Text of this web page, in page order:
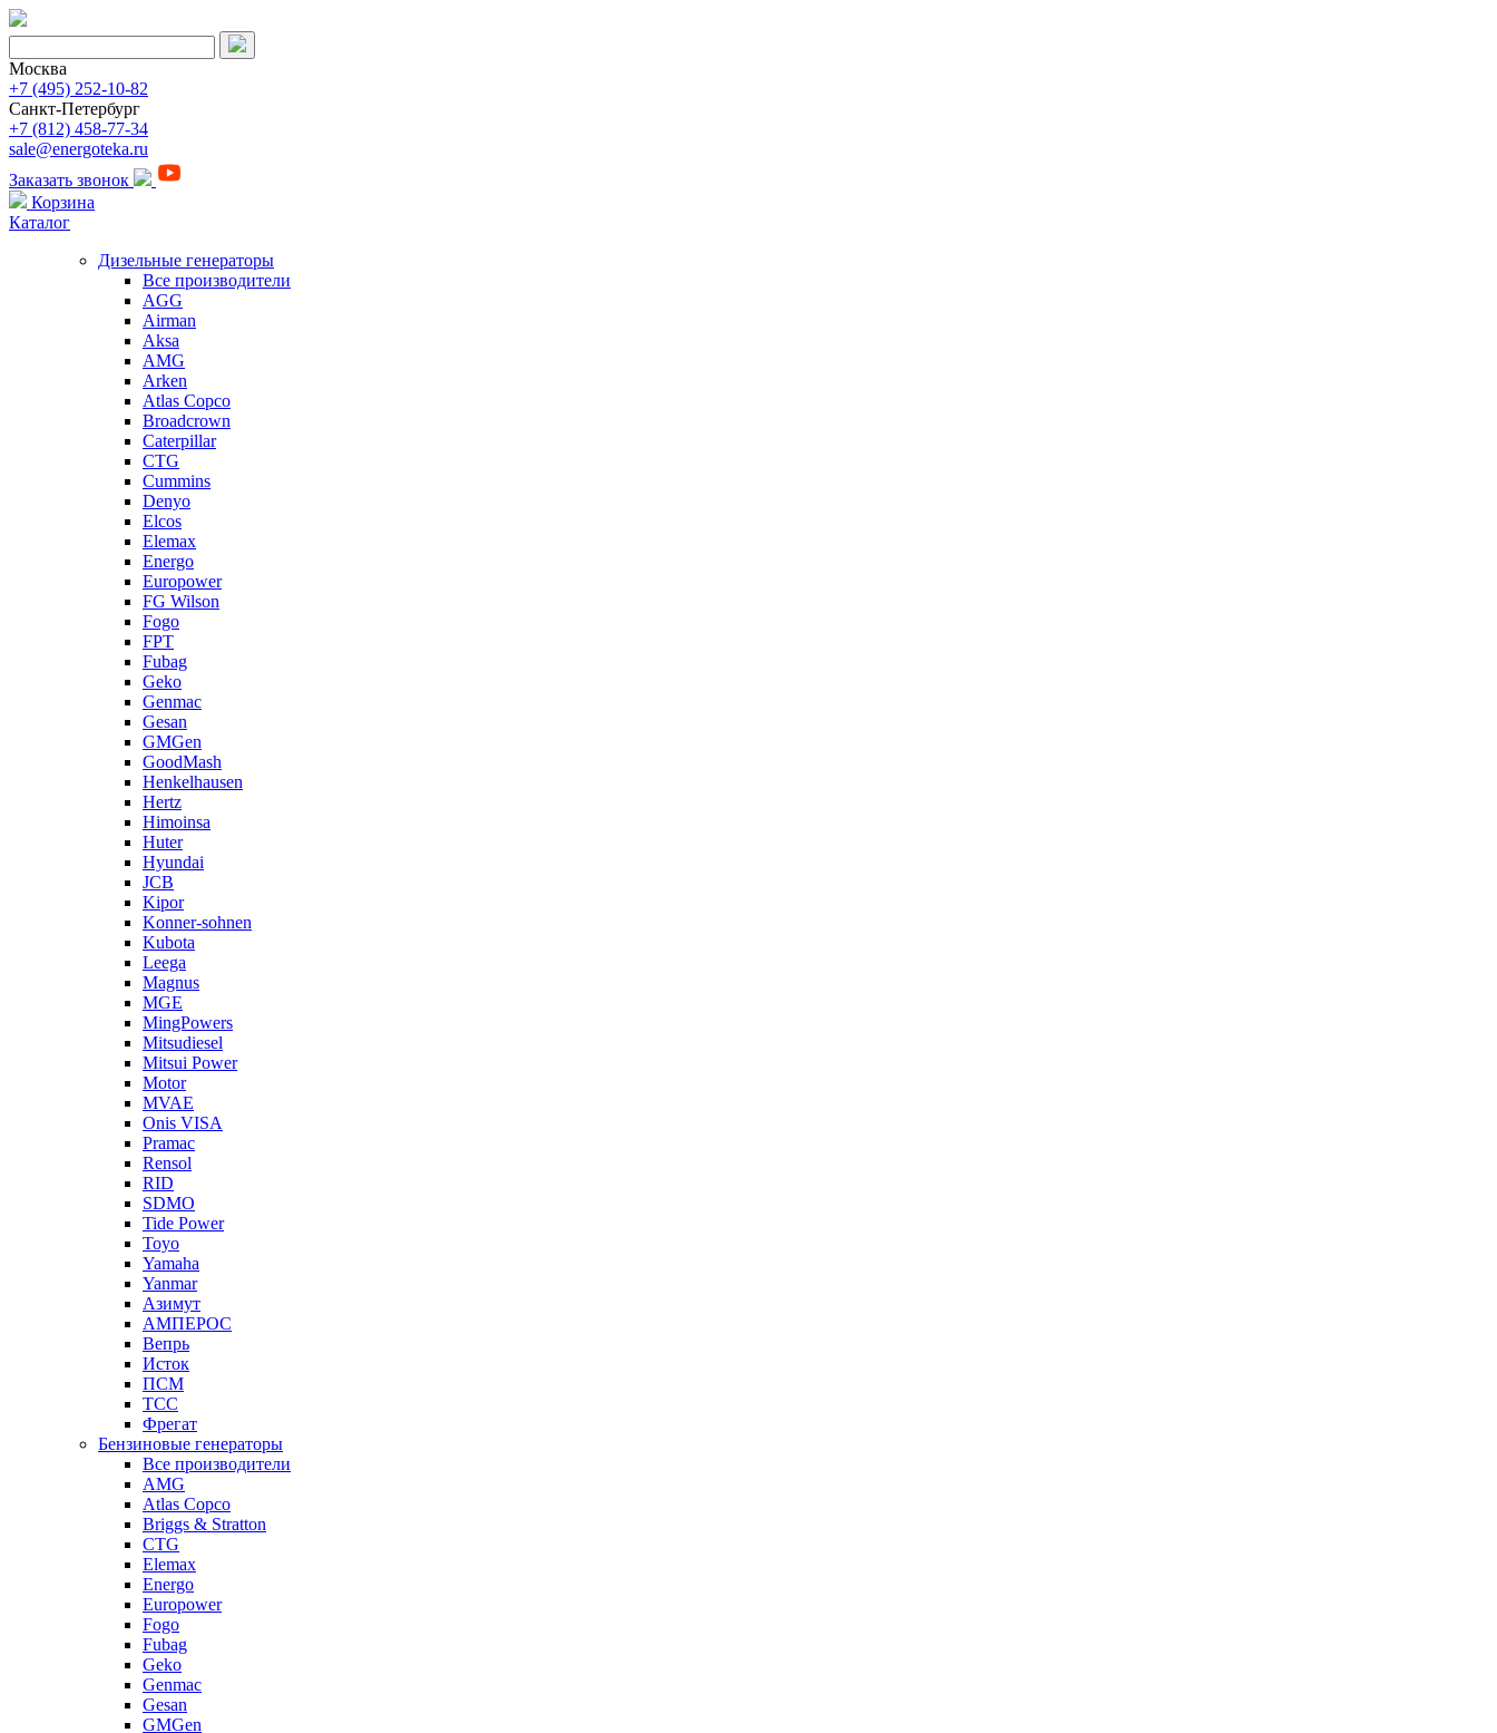
Москва
+7 (495) 252-10-82
Санкт-Петербург
+7 (812) 458-77-34
sale@energoteka.ru
Заказать звонок
Корзина
Каталог
Дизельные генераторы
Все производители
AGG
Airman
Aksa
AMG
Arken
Atlas Copco
Broadcrown
Caterpillar
CTG
Cummins
Denyo
Elcos
Elemax
Energo
Europower
FG Wilson
Fogo
FPT
Fubag
Geko
Genmac
Gesan
GMGen
GoodMash
Henkelhausen
Hertz
Himoinsa
Huter
Hyundai
JCB
Kipor
Konner-sohnen
Kubota
Leega
Magnus
MGE
MingPowers
Mitsudiesel
Mitsui Power
Motor
MVAE
Onis VISA
Pramac
Rensol
RID
SDMO
Tide Power
Toyo
Yamaha
Yanmar
Азимут
АМПЕРОС
Вепрь
Исток
ПСМ
ТСС
Фрегат
Бензиновые генераторы
Все производители
AMG
Atlas Copco
Briggs & Stratton
CTG
Elemax
Energo
Europower
Fogo
Fubag
Geko
Genmac
Gesan
GMGen